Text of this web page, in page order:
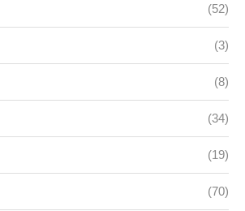
(52)
(3)
(8)
(34)
(19)
(70)